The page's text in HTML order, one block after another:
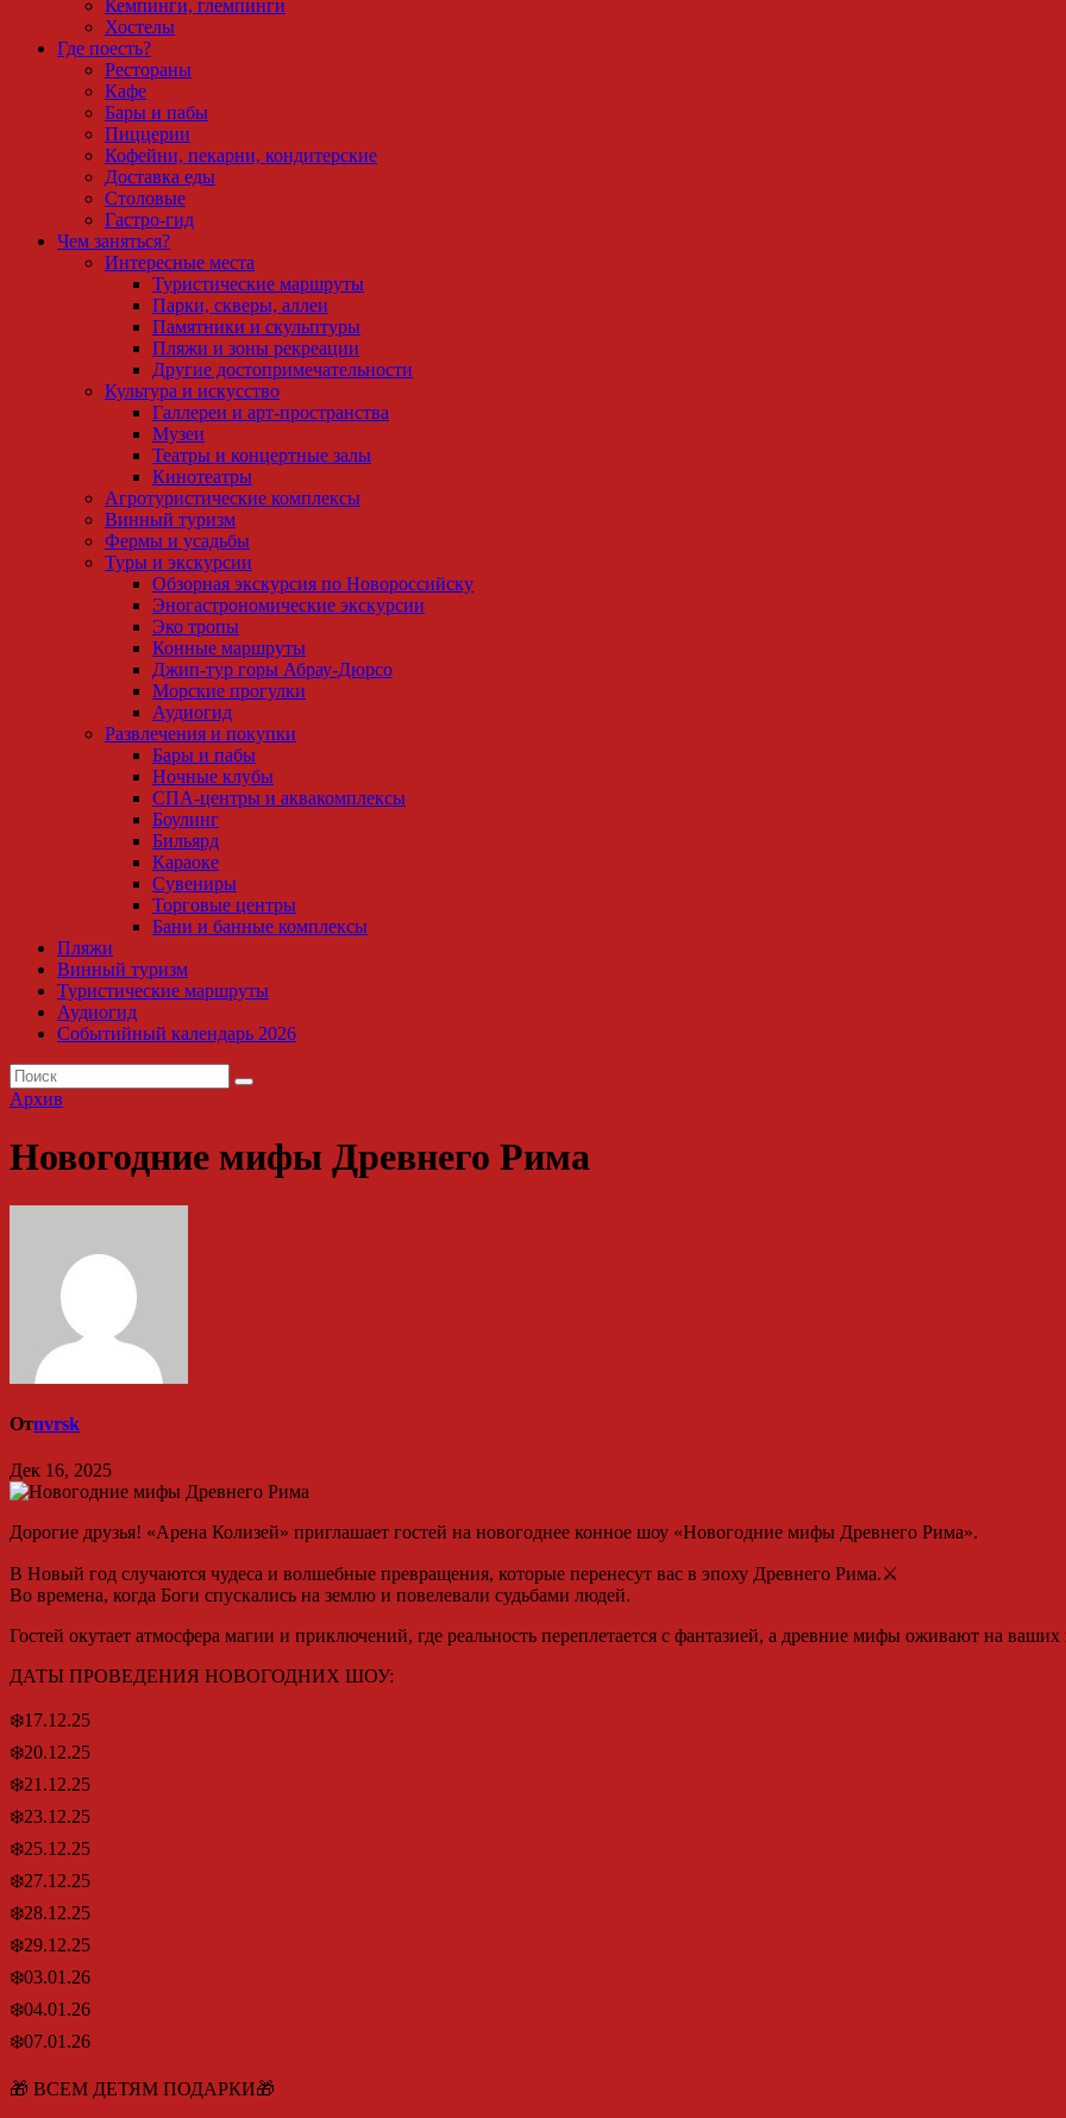
Кемпинги, глемпинги
Хостелы
Где поесть?
Рестораны
Кафе
Бары и пабы
Пиццерии
Кофейни, пекарни, кондитерские
Доставка еды
Столовые
Гастро-гид
Чем заняться?
Интересные места
Туристические маршруты
Парки, скверы, аллеи
Памятники и скульптуры
Пляжи и зоны рекреации
Другие достопримечательности
Культура и искусство
Галлереи и арт-пространства
Музеи
Театры и концертные залы
Кинотеатры
Агротуристические комплексы
Винный туризм
Фермы и усадьбы
Туры и экскурсии
Обзорная экскурсия по Новороссийску
Эногастрономические экскурсии
Эко тропы
Конные маршруты
Джип-тур горы Абрау-Дюрсо
Морские прогулки
Аудиогид
Развлечения и покупки
Бары и пабы
Ночные клубы
СПА-центры и аквакомплексы
Боулинг
Бильярд
Караоке
Сувениры
Торговые центры
Бани и банные комплексы
Пляжи
Винный туризм
Туристические маршруты
Аудиогид
Событийный календарь 2026
Архив
Новогодние мифы Древнего Рима
Отnvrsk
Дек 16, 2025
Дорогие друзья! «Арена Колизей» приглашает гостей на новогоднее конное шоу «Новогодние мифы Древнего Рима».
В Новый год случаются чудеса и волшебные превращения, которые перенесут вас в эпоху Древнего Рима.⚔️
Во времена, когда Боги спускались на землю и повелевали судьбами людей.
Гостей окутает атмосфера магии и приключений, где реальность переплетается с фантазией, а древние мифы оживают на ваших
ДАТЫ ПРОВЕДЕНИЯ НОВОГОДНИХ ШОУ:
❄️17.12.25
❄️20.12.25
❄️21.12.25
❄️23.12.25
❄️25.12.25
❄️27.12.25
❄️28.12.25
❄️29.12.25
❄️03.01.26
❄️04.01.26
❄️07.01.26
🎁 ВСЕМ ДЕТЯМ ПОДАРКИ🎁